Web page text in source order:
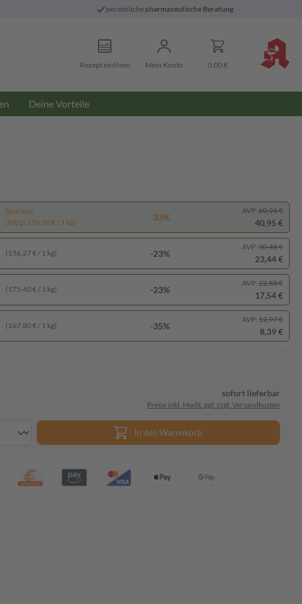
persönliche pharmazeutische Beratung
Rezept einlösen Mein Konto 0,00 €
Deine Vorteile
Spartipp
300 g (136,50 € / 1 kg)
-33%
AVP: 60,96 €
40,95 €
(156,27 € / 1 kg) -23%
AVP: 30,48 €
23,44 €
(175,40 € / 1 kg) -23%
AVP: 22,88 €
17,54 €
(167,80 € / 1 kg) -35%
AVP: 12,97 €
8,39 €
sofort lieferbar
Preise inkl. MwSt. ggf. zzgl. Versandkosten
In den Warenkorb